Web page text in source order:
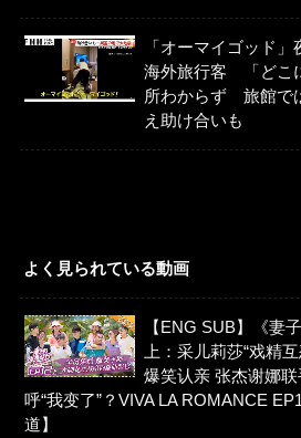
「オーマイゴッド
海外旅行客 「どこ
所わからず 旅館で
え助け合いも
よく見られている動画
【ENG SUB】《妻
上：采儿莉莎“戏精
爆笑认亲 张杰谢娜
呼“我变了”？VIVA LA ROMANCE
道】